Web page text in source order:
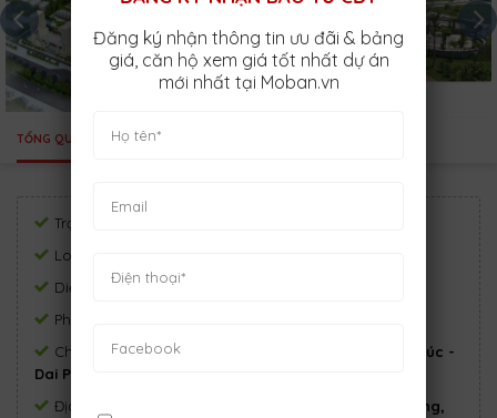
TỔNG QUAN VỊ TRÍ TIỆN ÍCH
Trạng thái:
Loại hình:
Diện tích:
11,79 ha
Phòng tắm:
Chủ đầu tư:
tư: Công ty CP Đầu tư Địa ốc Vạn Phúc -
Dai Phuc Group
Địa chỉ:
Đường Nguyễn Văn Linh, Xã Bình Hưng,
Đăng ký nhận thông tin ưu đãi & bảng
giá, căn hộ xem giá tốt nhất dự án
mới nhất tại Moban.vn